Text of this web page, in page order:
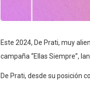
Este 2024, De Prati, muy
campaña “Ellas Siempre”,
De Prati, desde su posición